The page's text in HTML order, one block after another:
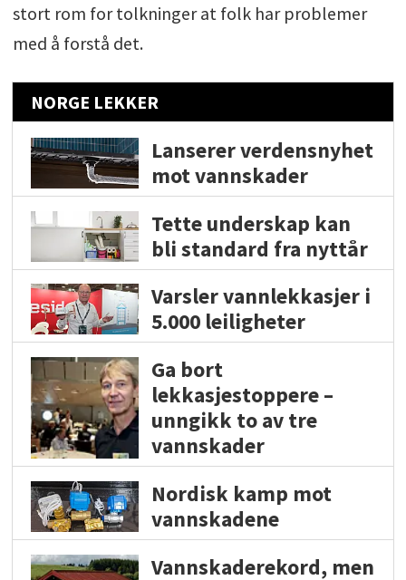
stort rom for tolkninger at folk har problemer
med å forstå det.
NORGE LEKKER
Lanserer verdensnyhet
mot vannskader
Tette underskap kan
bli standard fra nyttår
Varsler vannlekkasjer i
5.000 leiligheter
Ga bort
lekkasjestoppere –
unngikk to av tre
vannskader
Nordisk kamp mot
vannskadene
Vannskaderekord, men